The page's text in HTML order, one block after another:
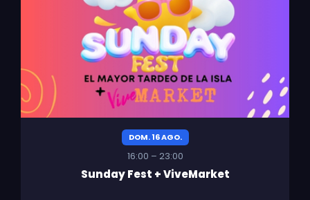
DOM. 16 AGO.
16:00 – 23:00
Sunday Fest + ViveMarket